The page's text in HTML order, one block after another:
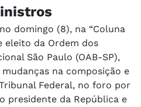
domingo (8), na “Coluna
eleito da Ordem dos
São Paulo (OAB-SP),
na composição e
Federal, no foro por
presidente da República e